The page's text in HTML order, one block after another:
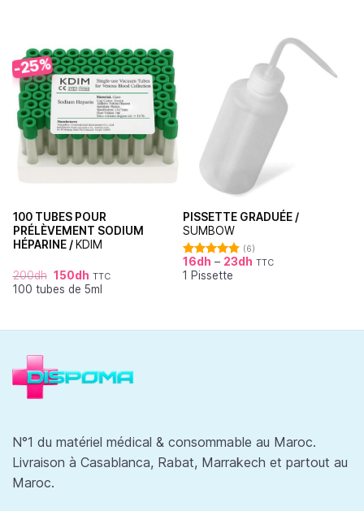
-25%
100 TUBES POUR
PRÉLÈVEMENT SODIUM
HÉPARINE / KDIM
200dh 150dh TTC
100 tubes de 5ml
PISSETTE GRADUÉE /
SUMBOW
Note4.83
sur 5
(6)
16dh – 23dh TTC
1 Pissette
N°1 du matériel médical & consommable au Maroc.
Livraison à Casablanca, Rabat, Marrakech et partout au
Maroc.